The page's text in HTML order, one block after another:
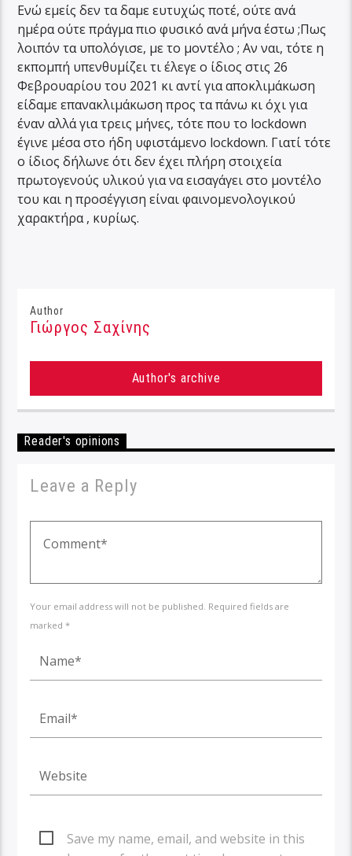
Ενώ εμείς δεν τα δαμε ευτυχώς ποτέ, ούτε ανά
ημέρα ούτε πράγμα πιο φυσικό ανά μήνα έστω ;Πως
λοιπόν τα υπολόγισε, με το μοντέλο ; Αν ναι, τότε η
εκπομπή υπενθυμίζει τι έλεγε ο ίδιος στις 26
Φεβρουαρίου του 2021 κι αντί για αποκλιμάκωση
είδαμε επανακλιμάκωση προς τα πάνω κι όχι για
έναν αλλά για τρεις μήνες, τότε που το lockdown
έγινε μέσα στο ήδη υφιστάμενο lockdown. Γιατί τότε
ο ίδιος δήλωνε ότι δεν έχει πλήρη στοιχεία
πρωτογενούς υλικού για να εισαγάγει στο μοντέλο
του και η προσέγγιση είναι φαινομενολογικού
χαρακτήρα , κυρίως.
Author
Γιώργος Σαχίνης
Author's archive
Reader's opinions
Leave a Reply
Your email address will not be published. Required fields are
marked *
Save my name, email, and website in this